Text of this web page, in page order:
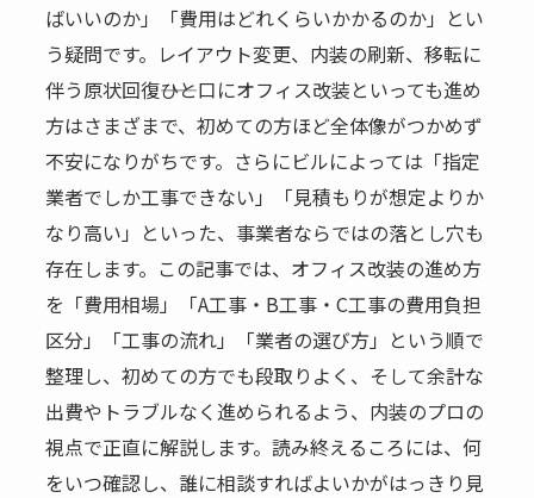
ばいいのか」「費用はどれくらいかかるのか」とい
う疑問です。レイアウト変更、内装の刷新、移転に
伴う原状回復――ひと口にオフィス改装といっても進め
方はさまざまで、初めての方ほど全体像がつかめず
不安になりがちです。さらにビルによっては「指定
業者でしか工事できない」「見積もりが想定よりか
なり高い」といった、事業者ならではの落とし穴も
存在します。この記事では、オフィス改装の進め方
を「費用相場」「A工事・B工事・C工事の費用負担
区分」「工事の流れ」「業者の選び方」という順で
整理し、初めての方でも段取りよく、そして余計な
出費やトラブルなく進められるよう、内装のプロの
視点で正直に解説します。読み終えるころには、何
をいつ確認し、誰に相談すればよいかがはっきり見